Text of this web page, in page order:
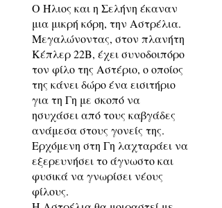
Ο Ήλιος και η Σελήνη έκαναν
μια μικρή κόρη, την Αστρέλια.
Μεγαλώνοντας, στον πλανήτη
Κέπλερ 22Β, έχει συνοδοιπόρο
τον φίλο της Αστέριο, ο οποίος
της κάνει δώρο ένα εισιτήριο
για τη Γη με σκοπό να
ησυχάσει από τους καβγάδες
ανάμεσα στους γονείς της.
Ερχόμενη στη Γη λαχταράει να
εξερευνήσει το άγνωστο και
φυσικά να γνωρίσει νέους
φίλους.